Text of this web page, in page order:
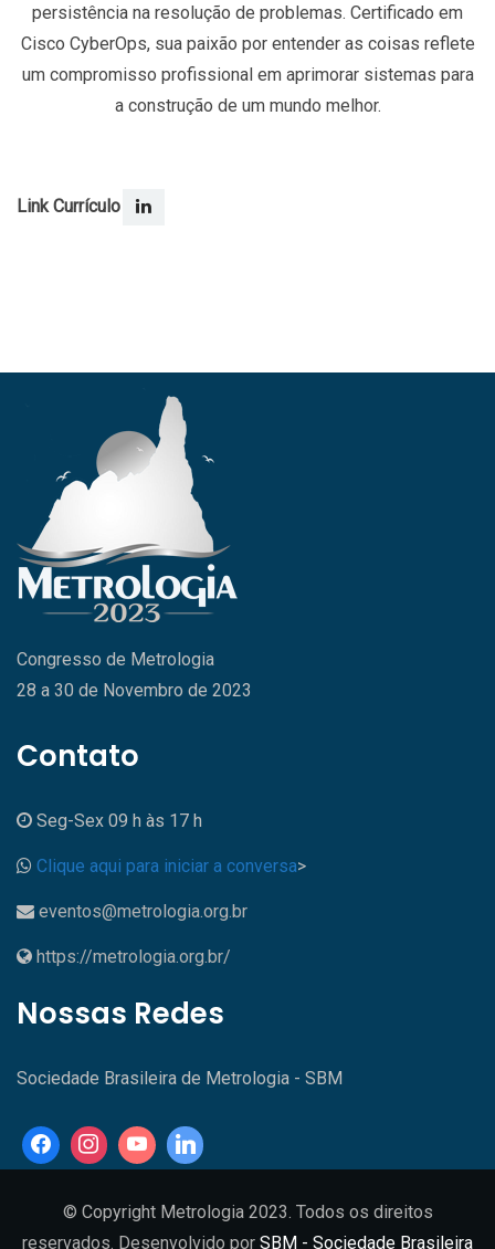
persistência na resolução de problemas. Certificado em
Cisco CyberOps, sua paixão por entender as coisas reflete
um compromisso profissional em aprimorar sistemas para
a construção de um mundo melhor.
Link Currículo
Congresso de Metrologia
28 a 30 de Novembro de 2023
Contato
Seg-Sex 09 h às 17 h
Clique aqui para iniciar a conversa>
eventos@metrologia.org.br
https://metrologia.org.br/
Nossas Redes
Sociedade Brasileira de Metrologia - SBM
© Copyright Metrologia 2023. Todos os direitos
reservados. Desenvolvido por SBM - Sociedade Brasileira